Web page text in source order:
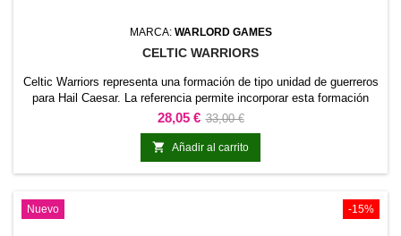
MARCA: WARLORD GAMES
CELTIC WARRIORS
Celtic Warriors representa una formación de tipo unidad de guerreros
para Hail Caesar. La referencia permite incorporar esta formación
concreta al ejército y distinguirla claramente dentro de la
colección.Es adecuada para completar unidades de línea, reforzar
una fuerza existente y preparar escenarios o dioramas relacionados
con la gama.
Precio
28,05 € Precio
base
33,00 €
 Añadir al carrito
-15%
Nuevo